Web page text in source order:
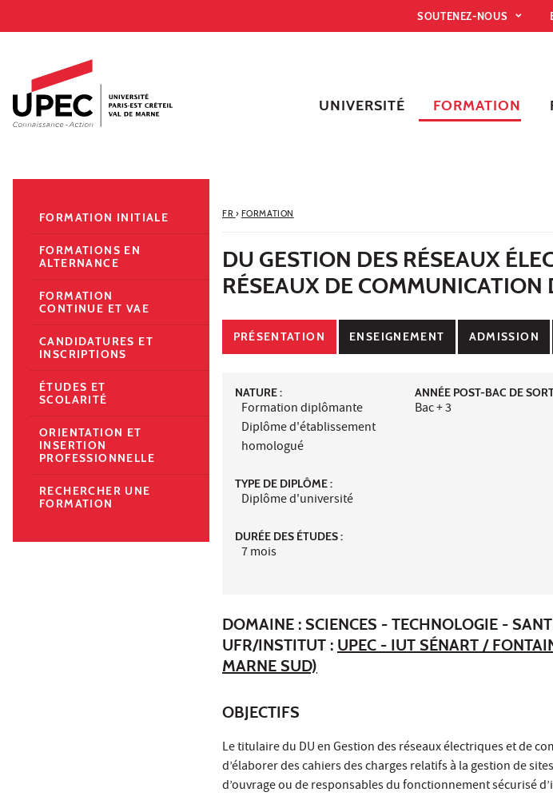
Accès directs
Recherche
Navigation secondaire
SOUTENEZ-NOUS
UNIVERSITÉ FORMATION
FR › FORMATION
DU GESTION DES RÉSEAUX
RÉSEAUX DE COMMUNICATION
PRÉSENTATION ENSEIGNEMENT ADMISSION
NATURE :
Formation diplômante
Diplôme d'établissement
homologué
TYPE DE DIPLÔME :
Diplôme d'université
DURÉE DES ÉTUDES :
7 mois
ANNÉE POST-BAC DE
Bac + 3
DOMAINE : SCIENCES - TECHNOLOGIE -
UFR/INSTITUT : UPEC - IUT SÉNART /
MARNE SUD)
OBJECTIFS
Le titulaire du DU en Gestion des réseaux électriques et de
d’élaborer des cahiers des charges relatifs à la gestion de
d’ouvrage ou de responsables du fonctionnement sécurisé
FORMATION INITIALE
FORMATIONS EN
ALTERNANCE
FORMATION
CONTINUE ET VAE
CANDIDATURES ET
INSCRIPTIONS
ÉTUDES ET
SCOLARITÉ
ORIENTATION ET
INSERTION
PROFESSIONNELLE
RECHERCHER UNE
FORMATION